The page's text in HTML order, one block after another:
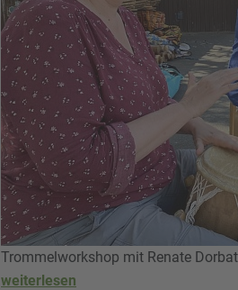
Trommelworkshop mit Renate
weiterlesen